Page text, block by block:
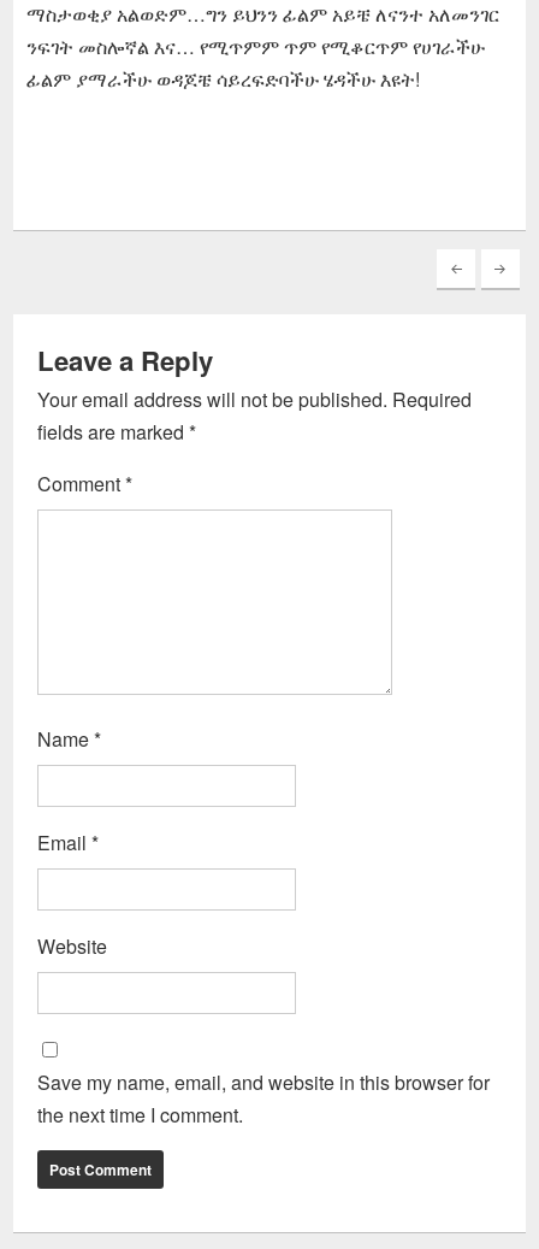
ማስታወቂያ አልወድም…ግን ይህንን ፊልም አይቼ ለናንተ አለመንገር
ንፍገት መስሎኛል እና… የሚጥምም ጥም የሚቆርጥም የሀገራችሁ
ፊልም ያማራችሁ ወዳጆቼ ሳይረፍድባችሁ ሄዳችሁ እዩት!
Leave a Reply
Your email address will not be published. Required
fields are marked*
Comment*
Name*
Email*
Website
Save my name, email, and website in this browser for
the next time I comment.